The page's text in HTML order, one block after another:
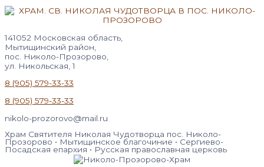
141052 Московская область,
Мытищинский район,
пос. Николо-Прозорово,
ул. Никольская, 1
8 (905) 579-33-33
8 (905) 579-33-33
nikolo-prozorovo@mail.ru
Храм Святителя Николая Чудотворца пос. Николо-
Прозорово • Мытищинское благочиние • Сергиево-
Посадская епархия • Русская православная церковь